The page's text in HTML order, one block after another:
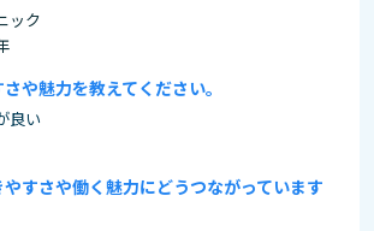
ック
や魅力を教えてください。
良い
すさや働く魅力にどうつながっています